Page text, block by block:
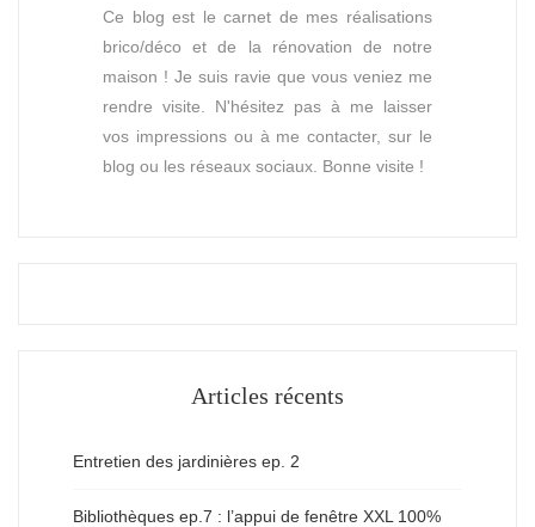
Ce blog est le carnet de mes réalisations
brico/déco et de la rénovation de notre
maison ! Je suis ravie que vous veniez me
rendre visite. N'hésitez pas à me laisser
vos impressions ou à me contacter, sur le
blog ou les réseaux sociaux. Bonne visite !
Articles récents
Entretien des jardinières ep. 2
Bibliothèques ep.7 : l’appui de fenêtre XXL 100%